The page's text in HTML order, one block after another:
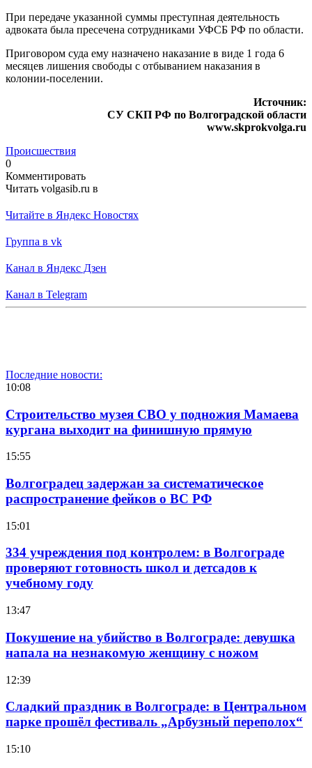
При передаче указанной суммы преступная деятельность
адвоката была пресечена сотрудниками УФСБ РФ по области.
Приговором суда ему назначено наказание в виде 1 года 6
месяцев лишения свободы с отбыванием наказания в
колонии-поселении.
Источник:
СУ СКП РФ по Волгоградской области
www.skprokvolga.ru
Происшествия
0
Комментировать
Читать volgasib.ru в
Читайте в Яндекс Новостях
Группа в vk
Канал в Яндекс Дзен
Канал в Telegram
Последние новости:
10:08
Строительство музея СВО у подножия Мамаева
кургана выходит на финишную прямую
15:55
Волгоградец задержан за систематическое
распространение фейков о ВС РФ
15:01
334 учреждения под контролем: в Волгограде
проверяют готовность школ и детсадов к
учебному году
13:47
Покушение на убийство в Волгограде: девушка
напала на незнакомую женщину с ножом
12:39
Сладкий праздник в Волгограде: в Центральном
парке прошёл фестиваль „Арбузный переполох“
15:10